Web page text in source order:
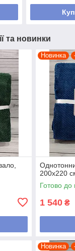
та новинки
Новинка
200х220
Готово до
1 540 ₴
Новинка